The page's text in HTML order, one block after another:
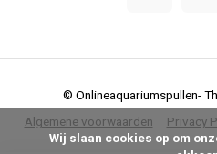
Algemene voorwaarden Privacy
© Onlineaquariumspullen-